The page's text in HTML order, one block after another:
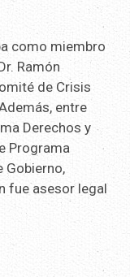
como miembro
Ramón
de Crisis
entre
Derechos y
Programa
Gobierno,
fue asesor legal